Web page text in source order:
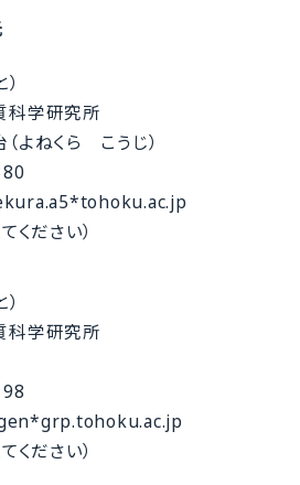
科学研究所
ねくら こうじ）
ください）
科学研究所
ください）